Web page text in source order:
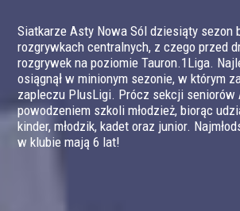
Siatkarze Asty Nowa Sól dziesiąty sezon
rozgrywkach centralnych, z czego przed
rozgrywek na poziomie Tauron.1Liga.
osiągnął w minionym sezonie, w którym
zapleczu PlusLigi. Prócz sekcji seniorów
powodzeniem szkoli młodzież, biorąc
kinder, młodzik, kadet oraz junior.
w klubie mają 6 lat!